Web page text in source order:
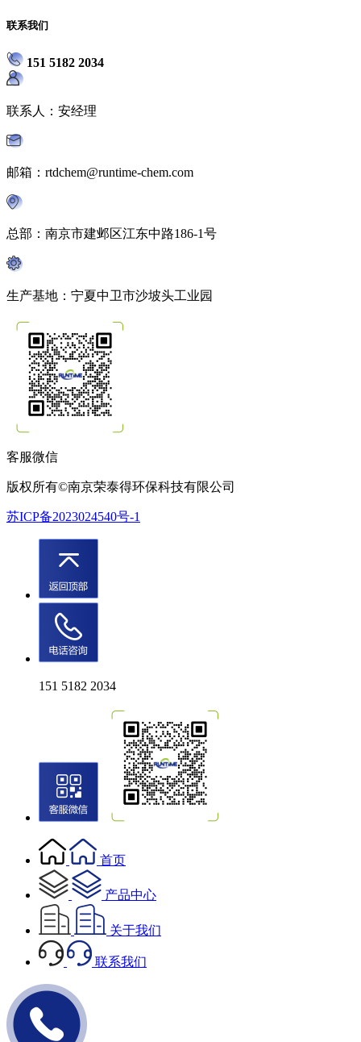
联系我们
151 5182 2034
联系人：安经理
邮箱：rtdchem@runtime-chem.com
总部：南京市建邺区江东中路186-1号
生产基地：宁夏中卫市沙坡头工业园
客服微信
版权所有©南京荣泰得环保科技有限公司
苏ICP备2023024540号-1
151 5182 2034
首页
产品中心
关于我们
联系我们